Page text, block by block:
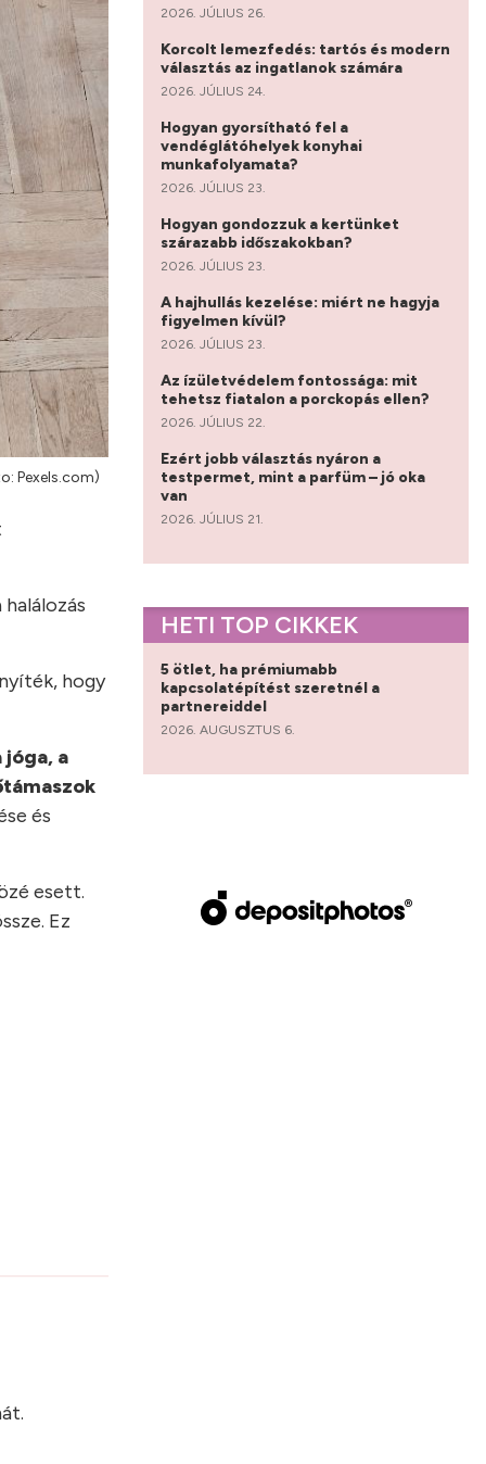
Pexels.com)
hogy
jóga, a
és
esett.
Ez
2026. JÚLIUS 26.
Korcolt lemezfedés: tartós és modern
választás az ingatlanok számára
2026. JÚLIUS 24.
Hogyan gyorsítható fel a
vendéglátóhelyek konyhai
munkafolyamata?
2026. JÚLIUS 23.
Hogyan gondozzuk a kertünket
szárazabb időszakokban?
2026. JÚLIUS 23.
A hajhullás kezelése: miért ne hagyja
figyelmen kívül?
2026. JÚLIUS 23.
Az ízületvédelem fontossága: mit
tehetsz fiatalon a porckopás ellen?
2026. JÚLIUS 22.
Ezért jobb választás nyáron a
testpermet, mint a parfüm – jó oka
van
2026. JÚLIUS 21.
HETI TOP CIKKEK
5 ötlet, ha prémiumabb
kapcsolatépítést szeretnél a
partnereiddel
2026. AUGUSZTUS 6.